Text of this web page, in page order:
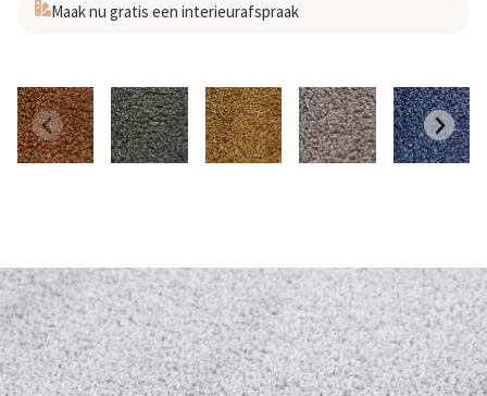
Maak nu gratis een interieurafspraak